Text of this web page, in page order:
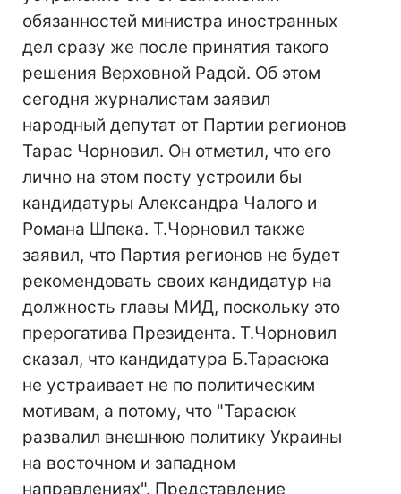
обязанностей министра иностранных
дел сразу же после принятия такого
решения Верховной Радой. Об этом
сегодня журналистам заявил
народный депутат от Партии регионов
Тарас Чорновил. Он отметил, что его
лично на этом посту устроили бы
кандидатуры Александра Чалого и
Романа Шпека. Т.Чорновил также
заявил, что Партия регионов не будет
рекомендовать своих кандидатур на
должность главы МИД, поскольку это
прерогатива Президента. Т.Чорновил
сказал, что кандидатура Б.Тарасюка
не устраивает не по политическим
мотивам, а потому, что "Тарасюк
развалил внешнюю политику Украины
на восточном и западном
направлениях". Представление